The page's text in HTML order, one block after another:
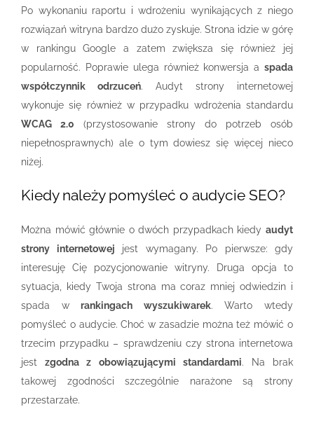
Po wykonaniu raportu i wdrożeniu wynikających z niego
rozwiązań witryna bardzo dużo zyskuje. Strona idzie w górę
w rankingu Google a zatem zwiększa się również jej
popularność. Poprawie ulega również konwersja a spada
współczynnik odrzuceń. Audyt strony internetowej
wykonuje się również w przypadku wdrożenia standardu
WCAG 2.0 (przystosowanie strony do potrzeb osób
niepełnosprawnych) ale o tym dowiesz się więcej nieco
niżej.
Kiedy należy pomyśleć o audycie SEO?
Można mówić głównie o dwóch przypadkach kiedy audyt
strony internetowej jest wymagany. Po pierwsze: gdy
interesuję Cię pozycjonowanie witryny. Druga opcja to
sytuacja, kiedy Twoja strona ma coraz mniej odwiedzin i
spada wrankingach wyszukiwarek. Warto wtedy
pomyśleć o audycie. Choć w zasadzie można też mówić o
trzecim przypadku – sprawdzeniu czy strona internetowa
jestzgodna z obowiązującymi standardami. Na brak
takowej zgodności szczególnie narażone są strony
przestarzałe.